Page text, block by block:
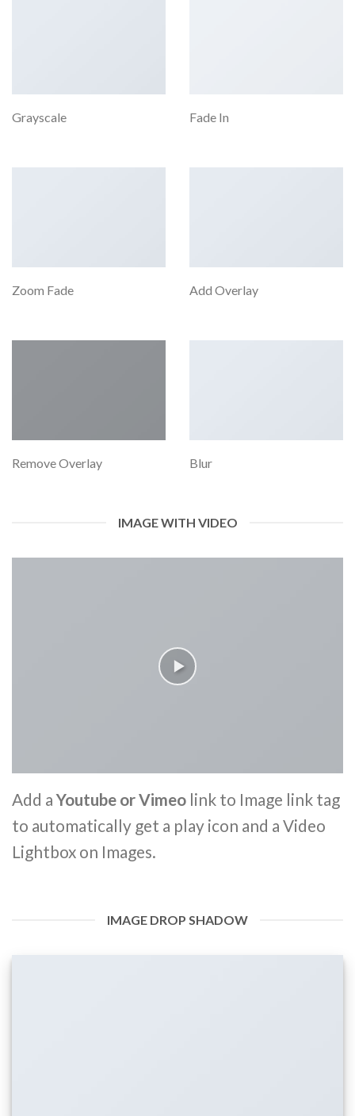
Grayscale Fade In
Zoom Fade Add Overlay
Remove Overlay Blur
IMAGE WITH VIDEO
Add aYoutube or Vimeo link to Image link tag
to automatically get a play icon and a Video
Lightbox on Images.
IMAGE DROP SHADOW